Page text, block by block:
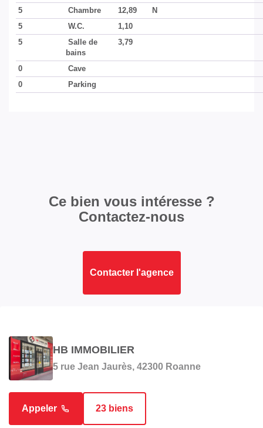
5
Chambre 12,89
N
5
W.C.
1,10
5
Salle de
bains
3,79
0
Cave
0
Parking
Ce bien vous intéresse ?
Contactez-nous
Contacter l'agence
HB IMMOBILIER
5 rue Jean Jaurès, 42300 Roanne
Appeler 23 biens